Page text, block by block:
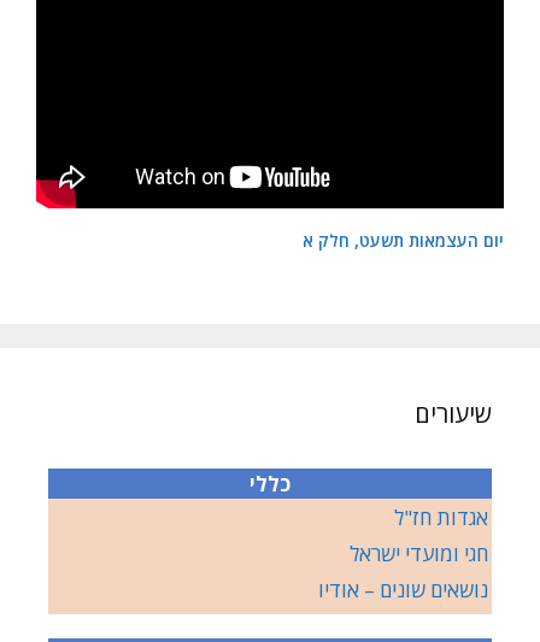
יום העצמאות תשעט, חלק א
שיעורים
כללי
אגדות חז"ל
חגי ומועדי ישראל
נושאים שונים – אודיו